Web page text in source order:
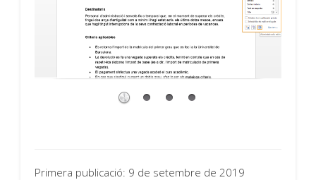
Primera publicació: 9 de setembre de 2019